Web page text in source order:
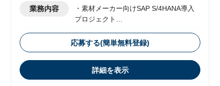
業務内容
・素材メーカー向けSAP S/4HANA導入
プロジェクト
・全社統一の業務・システムを複数の工
場に一斉に導入及び展開予定
・PMOチームにて、以下業務を実施予定
-プロジェクト全体の導入展開計画の
応募する(簡単無料登録)
詳細を表示